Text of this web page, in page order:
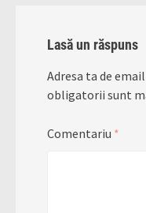
Lasă un răspuns
Adresa ta de
obligatorii sunt
Comentariu *